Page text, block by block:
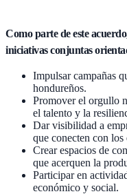
Como parte de este
iniciativas conjuntas
Impulsar campañas
hondureños.
Promover el orgullo
el talento y la
Dar visibilidad a
que conecten con los
Crear espacios de
que acerquen la
Participar en
económico y social.